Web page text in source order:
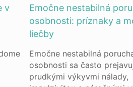
v
Emočne nestabilná
osobnosti: príznaky a
liečby
Emočne nestabilná
osobnosti sa často
prudkými výkyvmi nálady,